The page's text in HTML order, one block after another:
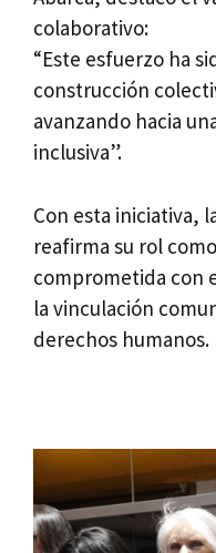
colaborativo:
“Este esfuerzo ha
construcción
avanzando hacia
inclusiva”.
Con esta iniciativa,
reafirma su rol
comprometida con
la vinculación
derechos humanos.